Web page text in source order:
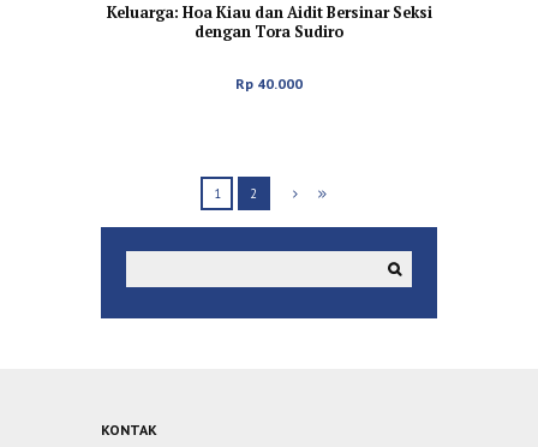
Keluarga: Hoa Kiau dan Aidit Bersinar Seksi
dengan Tora Sudiro
Rp 40.000
1 2
KONTAK